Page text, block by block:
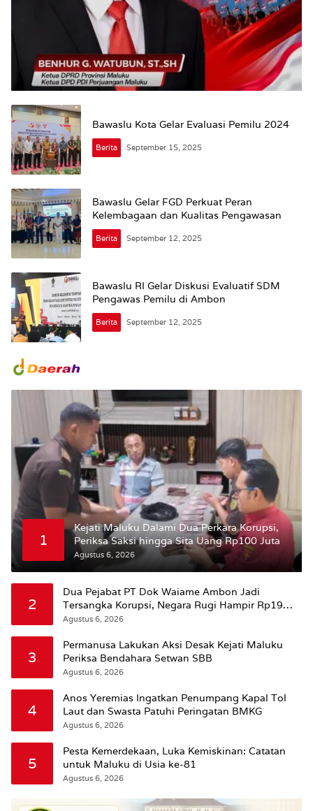
Bawaslu Kota Gelar Evaluasi Pemilu 2024
Berita September 15, 2025
Bawaslu Gelar FGD Perkuat Peran
Kelembagaan dan Kualitas Pengawasan
Berita September 12, 2025
Bawaslu RI Gelar Diskusi Evaluatif SDM
Pengawas Pemilu di Ambon
Berita September 12, 2025
1
Kejati Maluku Dalami Dua Perkara Korupsi,
Periksa Saksi hingga Sita Uang Rp100 Juta
Agustus 6, 2026
2
Dua Pejabat PT Dok Waiame Ambon Jadi
Tersangka Korupsi, Negara Rugi Hampir Rp19
Miliar
Agustus 6, 2026
3
Permanusa Lakukan Aksi Desak Kejati Maluku
Periksa Bendahara Setwan SBB
Agustus 6, 2026
4
Anos Yeremias Ingatkan Penumpang Kapal Tol
Laut dan Swasta Patuhi Peringatan BMKG
Agustus 6, 2026
5
Pesta Kemerdekaan, Luka Kemiskinan: Catatan
untuk Maluku di Usia ke-81
Agustus 6, 2026